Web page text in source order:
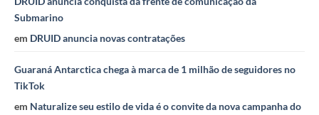
Submarino
em DRUID anuncia novas contratações
Guaraná Antarctica chega à marca de 1 milhão de seguidores no
TikTok
em Naturalize seu estilo de vida é o convite da nova campanha do